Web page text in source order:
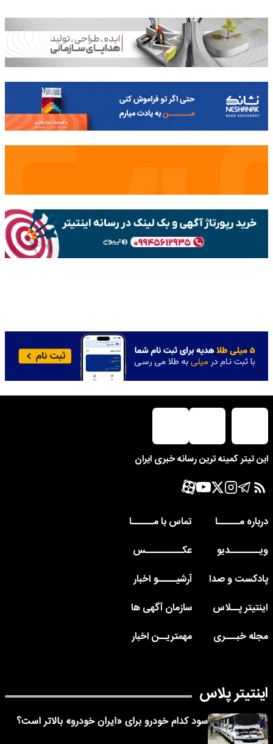
این تیتر کمینه ترین رسانه خبری ایران
درباره مــــــا
تماس با مــــــا
ویــــــــدیو
عکــــــــــس
پادکست و صدا
آرشیـــــو اخبار
اینتیتر پــلاس
سازمان آگهی ها
مجله خبـــری
مهمتریــن اخبار
اینتیتر پلاس
سود کدام خودرو برای «ایران خودرو» بالاتر است؟